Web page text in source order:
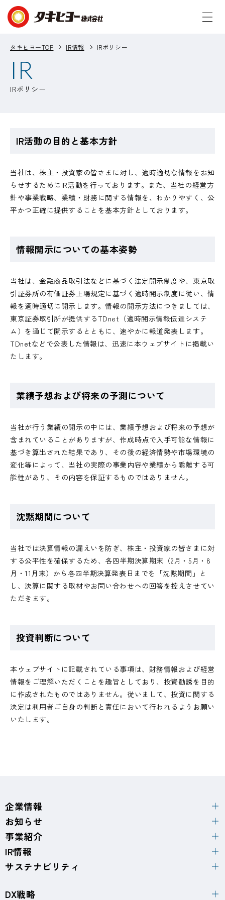
タキヒヨーTOP IR情報 IRポリシー
IR
IRポリシー
IR活動の目的と基本方針
当社は、株主・投資家の皆さまに対し、適時適切な情報をお知
らせするためにIR活動を行っております。また、当社の経営方
針や事業戦略、業績・財務に関する情報を、わかりやすく、公
平かつ正確に提供することを基本方針としております。
情報開示についての基本姿勢
当社は、金融商品取引法などに基づく法定開示制度や、東京取
引証券所の有価証券上場規定に基づく適時開示制度に従い、情
報を適時適切に開示します。情報の開示方法につきましては、
東京証券取引所が提供するTDnet（適時開示情報伝達システ
ム）を通じて開示するとともに、速やかに報道発表します。
TDnetなどで公表した情報は、迅速に本ウェブサイトに掲載い
たします。
業績予想および将来の予測について
当社が行う業績の開示の中には、業績予想および将来の予想が
含まれていることがありますが、作成時点で入手可能な情報に
基づき算出された結果であり、その後の経済情勢や市場環境の
変化等によって、当社の実際の事業内容や業績から乖離する可
能性があり、その内容を保証するものではありません。
沈黙期間について
当社では決算情報の漏えいを防ぎ、株主・投資家の皆さまに対
する公平性を確保するため、各四半期決算期末（2月・5月・8
月・11月末）から各四半期決算発表日までを「沈黙期間」と
し、決算に関する取材やお問い合わせへの回答を控えさせてい
ただきます。
投資判断について
本ウェブサイトに記載されている事項は、財務情報および経営
情報をご理解いただくことを趣旨としており、投資勧誘を目的
に作成されたものではありません。従いまして、投資に関する
決定は利用者ご自身の判断と責任において行われるようお願い
いたします。
企業情報
お知らせ
事業紹介
IR情報
サステナビリティ
DX戦略